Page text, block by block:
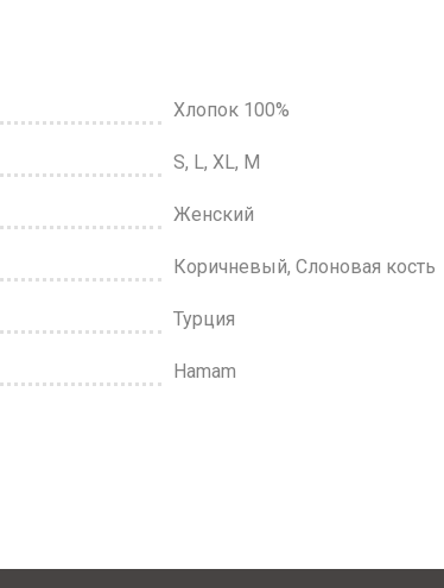
Хлопок 100%
S, L, XL, M
Женский
Коричневый, Слоновая кость
Турция
Hamam